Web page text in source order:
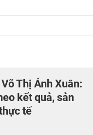
Thị Ánh Xuân:
kết quả, sản
tế